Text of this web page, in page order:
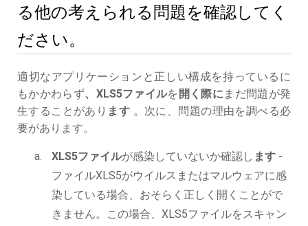
る他の考えられる問題を確認してく
ださい。
適切なアプリケーションと正しい構成を持っているに
もかかわらず、XLS5ファイルを 開く際に まだ問題が発
生することがあり ます 。次に、問題の理由を調べる必
要があります。
XLS5ファイルが感染していないか確認し ます -
ファイルXLS5がウイルスまたはマルウェアに感
染している場合、おそらく正しく開くことがで
きません。この場合、XLS5ファイルをスキャン